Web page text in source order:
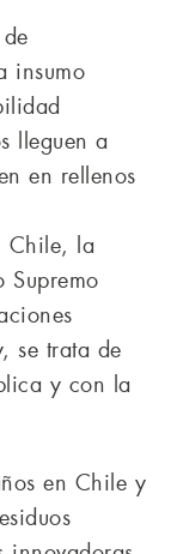
insumo
lleguen a
en rellenos
Chile, la
Supremo
se trata de
y con la
en Chile y